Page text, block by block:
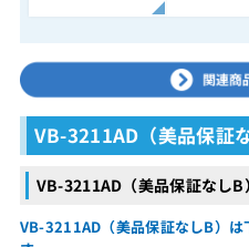
VB-3211AD（美品保証
VB-3211AD（美品保証なしB
VB-3211AD（美品保証なしB）